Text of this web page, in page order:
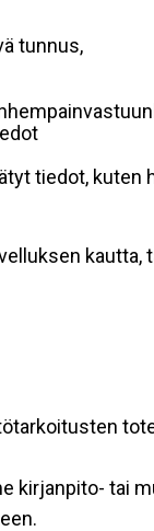
tunnus,
tiedot, kuten
kautta,
kirjanpito- tai